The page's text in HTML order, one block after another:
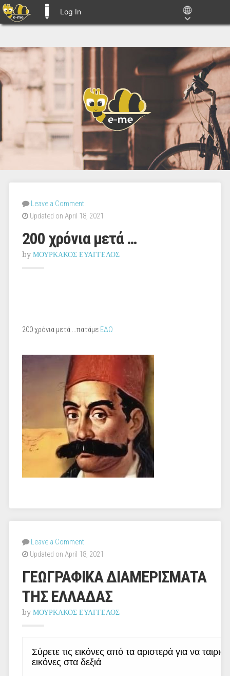
Log In
Leave a Comment
Updated on April 18, 2021
200 χρόνια μετά …
by ΜΟΥΡΚΑΚΟΣ ΕΥΑΓΓΕΛΟΣ
200 χρόνια μετά ...πατάμε ΕΔΩ
Leave a Comment
Updated on April 18, 2021
ΓΕΩΓΡΑΦΙΚΑ ΔΙΑΜΕΡΙΣΜΑΤΑ
ΤΗΣ ΕΛΛΑΔΑΣ
by ΜΟΥΡΚΑΚΟΣ ΕΥΑΓΓΕΛΟΣ